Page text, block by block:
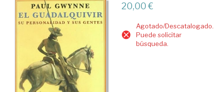
20,00 €
Agotado/Descatalogado.
Puede solicitar
búsqueda.